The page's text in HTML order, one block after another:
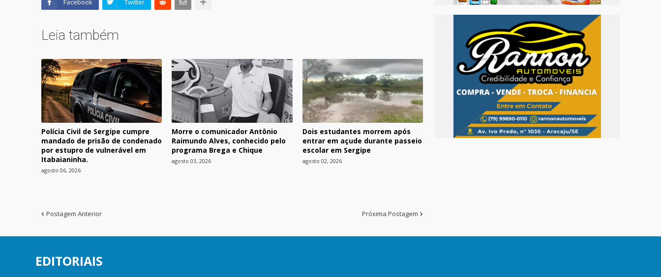
Facebook Twitter
Leia também
Polícia Civil de Sergipe cumpre
mandado de prisão de condenado
por estupro de vulnerável em
Itabaianinha.
agosto 06, 2026
Morre o comunicador Antônio
Raimundo Alves, conhecido pelo
programa Brega e Chique
agosto 03, 2026
Dois estudantes morrem após
entrar em açude durante passeio
escolar em Sergipe
agosto 02, 2026
Postagem Anterior Próxima Postagem
EDITORIAIS